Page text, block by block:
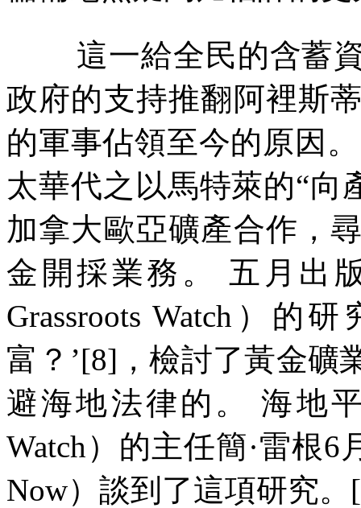
這一給全民的含蓄
政府的支持推翻阿裡斯
的軍事佔領至今的原因。
太華代之以馬特萊的“向
加拿大歐亞礦產合作，
金開採業務。
五月出
Grassroots Watch ）的研
富？’[8] ，檢討了黃金礦
避海地法律的。
海地
Watch ）的主任簡·雷根6
Now）談到了這項研究。